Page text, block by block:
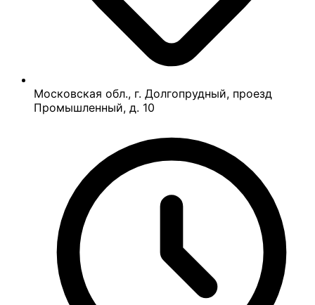
Московская обл., г. Долгопрудный, проезд
Промышленный, д. 10